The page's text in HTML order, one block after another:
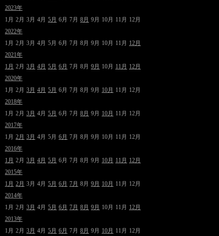
2023年
1月 2月 3月 4月 5月 6月 7月 8月 9月 10月 11月 12月
2022年
1月 2月 3月 4月 5月 6月 7月 8月 9月 10月 11月 12月
2021年
1月 2月 3月 4月 5月 6月 7月 8月 9月 10月 11月 12月
2020年
1月 2月 3月 4月 5月 6月 7月 8月 9月 10月 11月 12月
2018年
1月 2月 3月 4月 5月 6月 7月 8月 9月 10月 11月 12月
2017年
1月 2月 3月 4月 5月 6月 7月 8月 9月 10月 11月 12月
2016年
1月 2月 3月 4月 5月 6月 7月 8月 9月 10月 11月 12月
2015年
1月 2月 3月 4月 5月 6月 7月 8月 9月 10月 11月 12月
2014年
1月 2月 3月 4月 5月 6月 7月 8月 9月 10月 11月 12月
2013年
1月 2月 3月 4月 5月 6月 7月 8月 9月 10月 11月 12月